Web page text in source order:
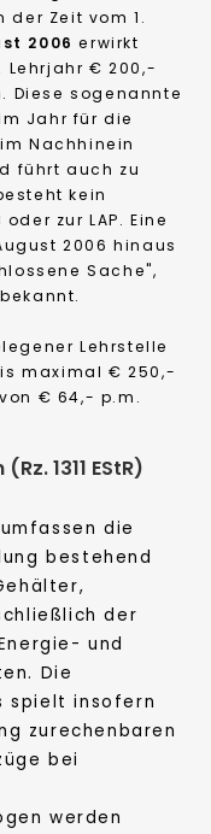
der Zeit vom 1.
2006 erwirkt
Lehrjahr € 200,-
Diese sogenannte
Jahr für die
Nachhinein
führt auch zu
kein
zur LAP. Eine
2006 hinaus
Sache",
Lehrstelle
maximal € 250,-
€ 64,- p.m.
1311 EStR)
die
bestehend
der
und
Die
spielt insofern
zurechenbaren
bei
werden